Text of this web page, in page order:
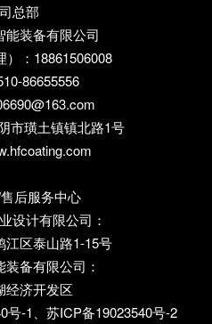
总部
能装备有限公司
）：18861506008
86655556
市璜土镇镇北路1号
后服务中心
设计有限公司：
江区泰山路1-15号
备有限公司：
经济开发区
号-1、苏ICP备19023540号-2